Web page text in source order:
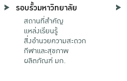
รอบรั้วมหาวิทยาลัย
สถานที่สำคัญ
แหล่งเรียนรู้
สิ่งอำนวยความสะดวก
กีฬาและสุขภาพ
ผลิตภัณฑ์ มก.